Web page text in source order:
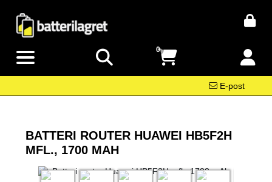
0
E-post
BATTERI ROUTER HUAWEI HB5F2H
MFL., 1700 MAH